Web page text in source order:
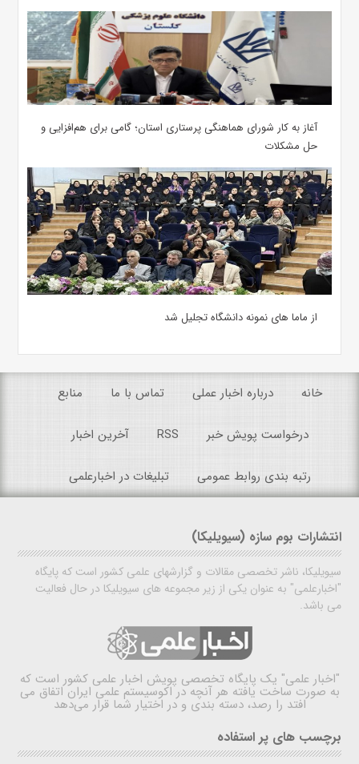
آغاز به کار شورای هماهنگی پرستاری استان؛ گامی برای هم‌افزایی و
حل مشکلات
از ماما های نمونه دانشگاه تجلیل شد
خانه درباره اخبار عملی تماس با ما منابع
درخواست پویش خبر RSS آخرین اخبار
رتبه بندی روابط عمومی تبلیغات در اخبارعلمی
انتشارات بوم سازه (سیویلیکا)
سیویلیکا، ناشر تخصصی مقالات و گزارشهای علمی کشور است که پایگاه
"اخبارعلمی" به عنوان یکی از زیر مجموعه های سیویلیکا در حال فعالیت
می باشد.
"اخبار علمی" یک پایگاه تخصصی پویش اخبار علمی کشور است که
به صورت ساخت یافته هر آنچه در اکوسیستم علمی ایران اتفاق می
افتد را رصد، دسته بندی و در اختیار شما قرار می‌دهد
برچسب های پر استفاده